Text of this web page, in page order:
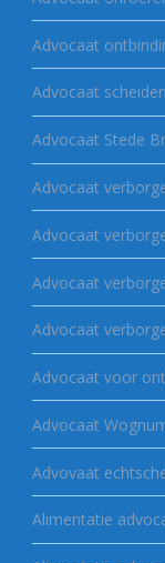
Advocaat
Advocaat
Advocaat Stede
Advocaat
Advocaat
Advocaat
Advocaat
Advocaat voor
Advocaat
Advovaat
Alimentatie